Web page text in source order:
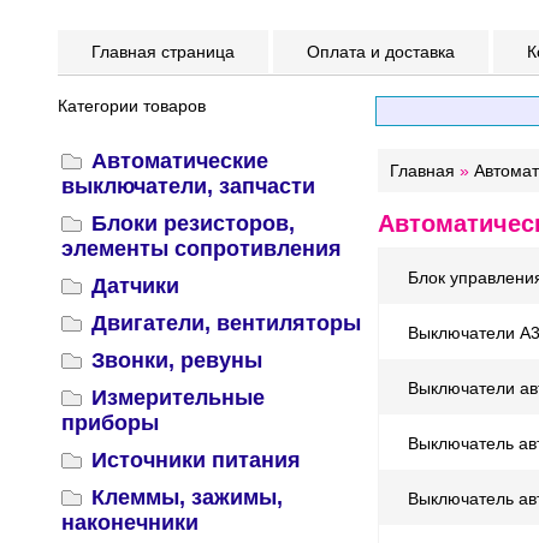
Главная страница Оплата и доставка
Категории товаров
Автоматические
выключатели, запчасти
Блоки резисторов,
элементы сопротивления
Датчики
Двигатели, вентиляторы
Звонки, ревуны
Измерительные
приборы
Источники питания
Клеммы, зажимы,
наконечники
Главная »
Блок
Выключатели
Выключатели
Выключатель
Выключатель